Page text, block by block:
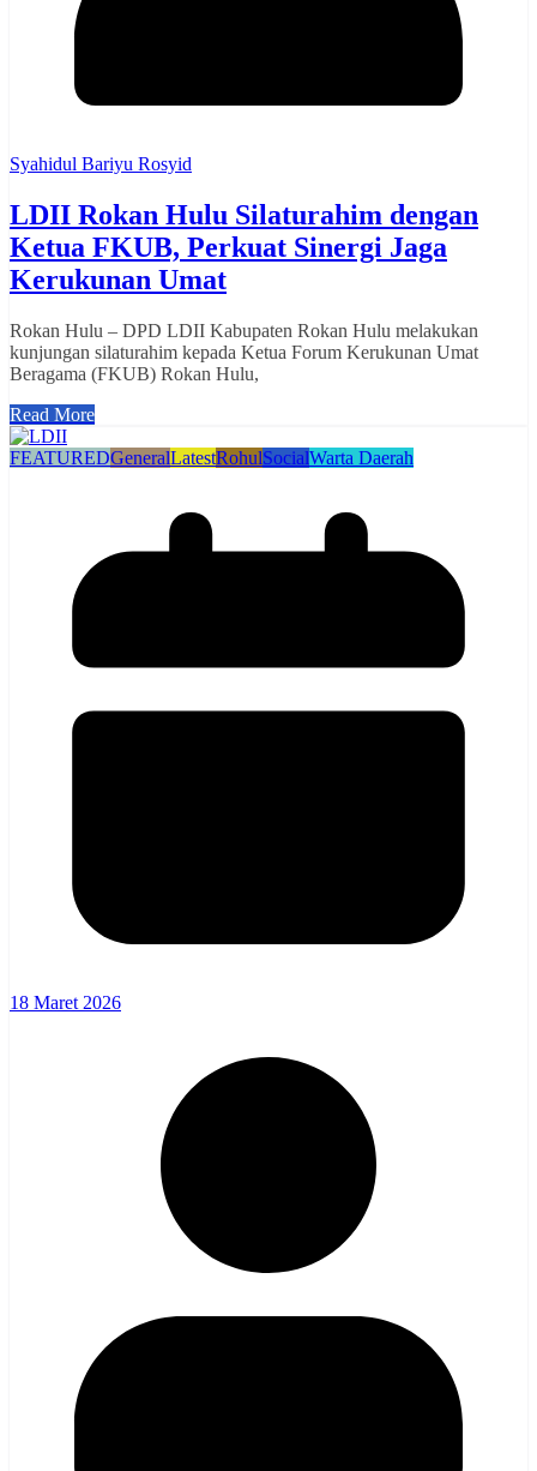
Syahidul Bariyu Rosyid
LDII Rokan Hulu Silaturahim dengan
Ketua FKUB, Perkuat Sinergi Jaga
Kerukunan Umat
Rokan Hulu – DPD LDII Kabupaten Rokan Hulu melakukan
kunjungan silaturahim kepada Ketua Forum Kerukunan Umat
Beragama (FKUB) Rokan Hulu,
Read More
FEATUREDGeneralLatestRohulSocialWarta Daerah
18 Maret 2026